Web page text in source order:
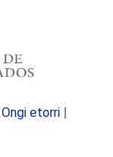
Ongi etorri |